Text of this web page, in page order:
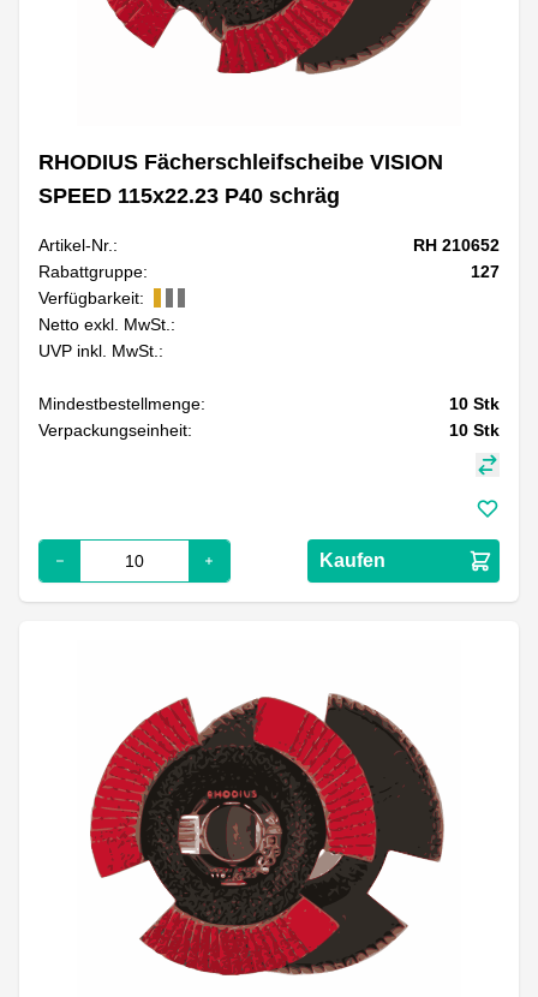
RHODIUS Fächerschleifscheibe VISION
SPEED 115x22.23 P40 schräg
Artikel-Nr.:
RH 210652
Rabattgruppe:
127
Verfügbarkeit:
Netto exkl. MwSt.:
UVP inkl. MwSt.:
Mindestbestellmenge: 10 Stk
Verpackungseinheit:
10 Stk
Kaufen